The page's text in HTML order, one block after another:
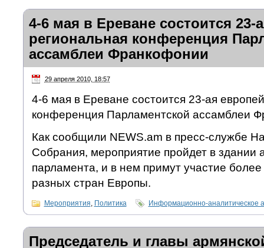
4-6 мая в Ереване состоится 23-
региональная конференция
ассамблеи Франкофонии
29 апреля 2010, 18:57
4-6 мая в Ереване состоится 23-ая
конференция Парламентской ассамблеи
Как сообщили NEWS.am в пресс-службе
Собрания, мероприятие пройдет в здании
парламента, и в нем примут участие более
разных стран Европы.
Мероприятия, Политика Информационно-аналитическое
Председатель и главы